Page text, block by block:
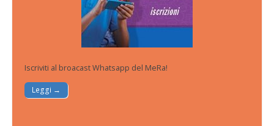
Iscriviti al broacast Whatsapp del MeRa!
Leggi →